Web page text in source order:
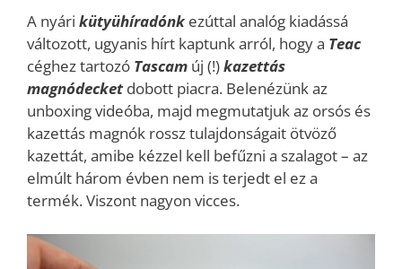
A nyári kütyühíradónk ezúttal analóg kiadássá
változott, ugyanis hírt kaptunk arról, hogy a Teac
céghez tartozó Tascam új (!)kazettás
magnódecket dobott piacra. Belenézünk az
unboxing videóba, majd megmutatjuk az orsós és
kazettás magnók rossz tulajdonságait ötvöző
kazettát, amibe kézzel kell befűzni a szalagot – az
elmúlt három évben nem is terjedt el ez a
termék. Viszont nagyon vicces.